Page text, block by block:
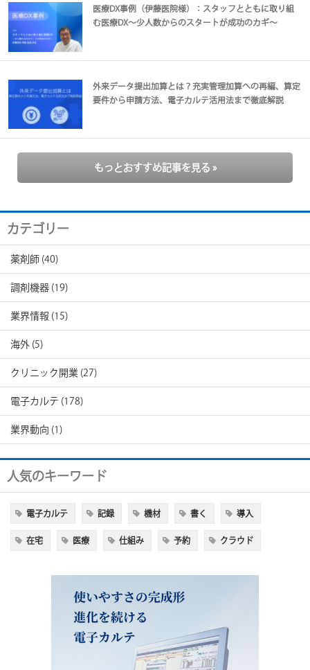
医療DX事例（伊藤医院様）：スタッフとともに取り組
む医療DX～少人数からのスタートが成功のカギ～
外来データ提出加算とは？充実管理加算への再編、算定
要件から申請方法、電子カルテ活用法まで徹底解説
もっとおすすめ記事を見る »
カテゴリー
薬剤師 (40)
調剤機器 (19)
業界情報 (15)
海外 (5)
クリニック開業 (27)
電子カルテ (178)
業界動向 (1)
人気のキーワード
電子カルテ 記録 機材 書く 導入
在宅 医療 仕組み 予約 クラウド